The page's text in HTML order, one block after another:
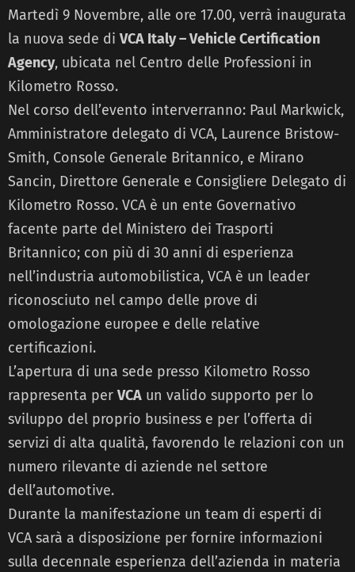
Martedì 9 Novembre, alle ore 17.00, verrà inaugurata
la nuova sede di VCA Italy – Vehicle Certification
Agency, ubicata nel Centro delle Professioni in
Kilometro Rosso.
Nel corso dell’evento interverranno: Paul Markwick,
Amministratore delegato di VCA, Laurence Bristow-
Smith, Console Generale Britannico, e Mirano
Sancin, Direttore Generale e Consigliere Delegato di
Kilometro Rosso. VCA è un ente Governativo
facente parte del Ministero dei Trasporti
Britannico; con più di 30 anni di esperienza
nell’industria automobilistica, VCA è un leader
riconosciuto nel campo delle prove di
omologazione europee e delle relative
certificazioni.
L’apertura di una sede presso Kilometro Rosso
rappresenta per VCA un valido supporto per lo
sviluppo del proprio business e per l’offerta di
servizi di alta qualità, favorendo le relazioni con un
numero rilevante di aziende nel settore
dell’automotive.
Durante la manifestazione un team di esperti di
VCA sarà a disposizione per fornire informazioni
sulla decennale esperienza dell’azienda in materia